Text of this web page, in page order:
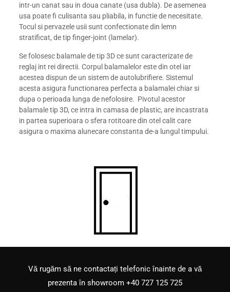
intr-un canat sau in doua canate (usa dubla). De asemenea
usa poate fi culisanta sau pliabila, in functie de necesitate.
Tocul si pervazele usii sunt confectionate din lemn
stratificat, de tip finger-joint (lamelar).
Se folosesc balamale de tip 3D ce sunt caracterizate de
reglaj int rei directii. Corpul balamalelor este din otel iar
acestea dispun de un sistem de autolubrifiere. Sistemul
acesta asigura functionarea perfecta a balamalei chiar si
dupa o perioada lunga de nefolosire. Pivotul acestor
balamale tip 3D, ce intra in camasa de plastic, are incastrata
in partea superioara o sfera rotitoare din otel calit care
asigura o maxima alunecare constanta de-a lungul timpului.
Vă rugăm să ne contactați telefonic înainte de a vă
prezenta în showroom +40 727 125 725